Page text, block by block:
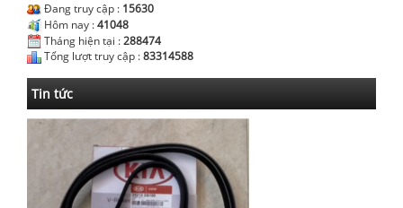
Đang truy cập : 15630
Hôm nay :41048
Tháng hiện tại :288474
Tổng lượt truy cập :83314588
Tin tức